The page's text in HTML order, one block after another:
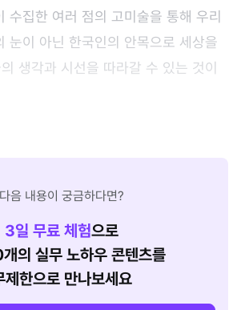
수집한 여러 점의 고미술을 통해 우리
눈이 아닌 한국인의 안목으로 세상을
생각과 시선을 따라갈 수 있는 것이
다음 내용이 궁금하다면?
3일 무료 체험으로
의 실무 노하우 콘텐츠를
제한으로 만나보세요